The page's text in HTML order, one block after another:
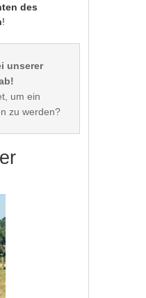
des
!
unserer
um ein